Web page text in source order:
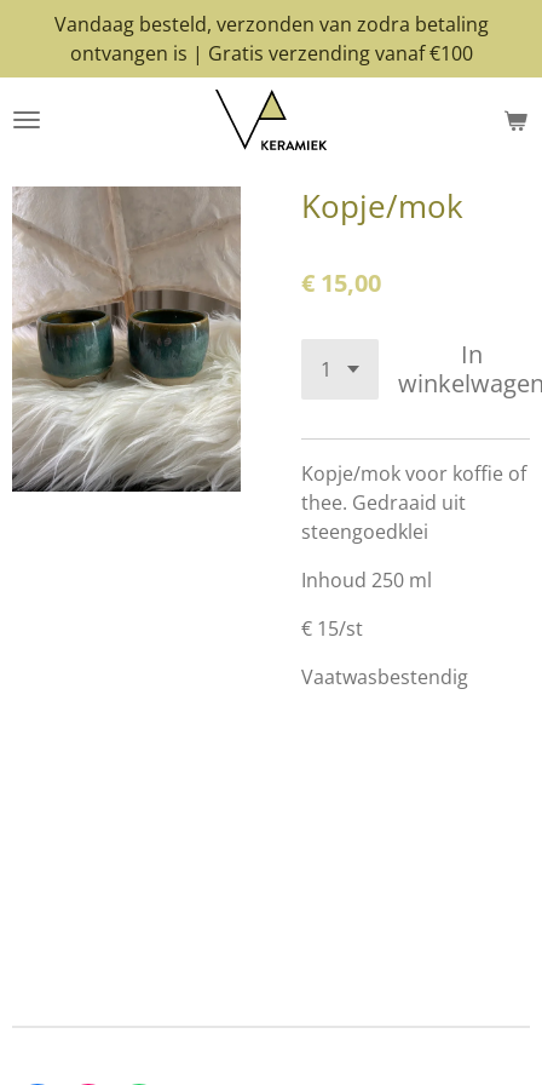
naar
de
Vandaag besteld, verzonden van zodra betaling
ontvangen is | Gratis verzending vanaf €100
Kopje/mok
€ 15,00
In
Kopje/mok voor koffie of
thee. Gedraaid uit
steengoedklei
Inhoud 250 ml
€ 15/st
Vaatwasbestendig